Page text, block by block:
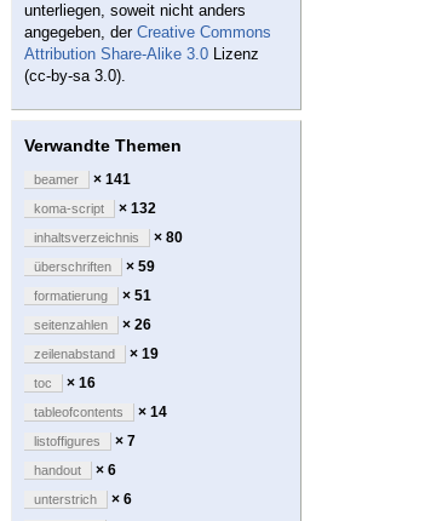
unterliegen, soweit nicht anders
angegeben, der Creative Commons
Attribution Share-Alike 3.0 Lizenz
(cc-by-sa 3.0).
Verwandte Themen
beamer × 141
koma-script × 132
inhaltsverzeichnis × 80
überschriften × 59
formatierung × 51
seitenzahlen × 26
zeilenabstand × 19
toc × 16
tableofcontents × 14
listoffigures × 7
handout × 6
unterstrich
× 6